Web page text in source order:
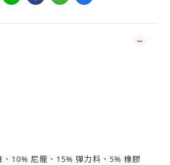
10% 尼龍、15% 彈力料、5% 橡膠